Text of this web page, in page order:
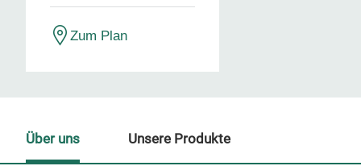
Zum Plan
Über uns Unsere Produkte